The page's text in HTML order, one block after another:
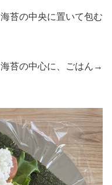
苔の中央に置いて包む
苔の中心に、ごはん→